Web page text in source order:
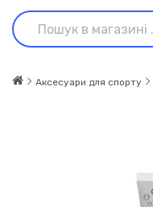
Аксесуари для спорту